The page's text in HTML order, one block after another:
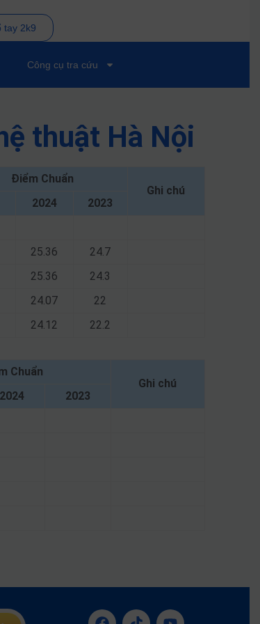
tay 2k9
Công cụ tra cứu
thuật Hà Nội
Điểm Chuẩn
Ghi chú
2024
2023
25.36
24.7
25.36
24.3
24.07
22
24.12 22.2
Chuẩn
Ghi chú
2024
2023